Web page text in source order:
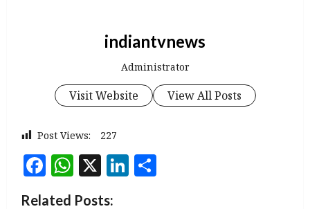
indiantvnews
Administrator
Visit Website View All Posts
Post Views: 227
Facebook
WhatsApp
X LinkedIn
Related Posts: